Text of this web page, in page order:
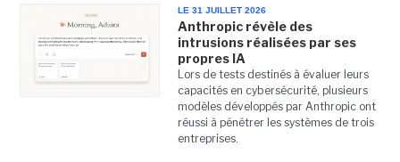
LE 31 JUILLET 2026
Anthropic révèle des
intrusions réalisées par ses
propres IA
Lors de tests destinés à évaluer leurs
capacités en cybersécurité, plusieurs
modèles développés par Anthropic ont
réussi à pénétrer les systèmes de trois
entreprises.